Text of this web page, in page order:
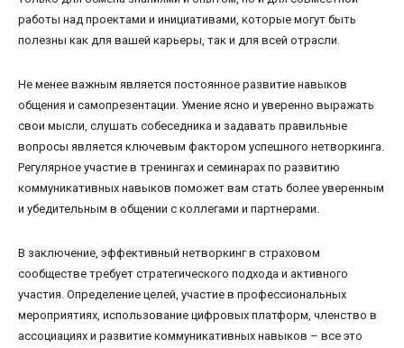
работы над проектами и инициативами, которые могут быть
полезны как для вашей карьеры, так и для всей отрасли.
Не менее важным является постоянное развитие навыков
общения и самопрезентации. Умение ясно и уверенно выражать
свои мысли, слушать собеседника и задавать правильные
вопросы является ключевым фактором успешного нетворкинга.
Регулярное участие в тренингах и семинарах по развитию
коммуникативных навыков поможет вам стать более уверенным
и убедительным в общении с коллегами и партнерами.
В заключение, эффективный нетворкинг в страховом
сообществе требует стратегического подхода и активного
участия. Определение целей, участие в профессиональных
мероприятиях, использование цифровых платформ, членство в
ассоциациях и развитие коммуникативных навыков – все это